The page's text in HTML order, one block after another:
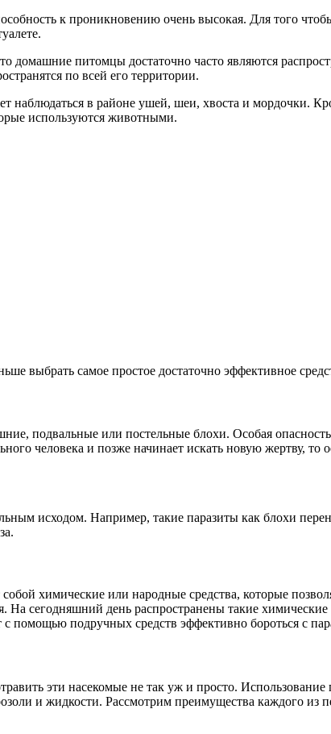
к проникновению очень высокая. Для того
домашние питомцы достаточно часто являются
по всей его территории.
наблюдаться в районе ушей, шеи, хвоста и мордочки.
используются животными.
выбрать самое простое достаточно эффективное
подвальные или постельные блохи. Особая
человека и позже начинает искать новую жертву,
исходом. Например, такие паразиты как блохи
собой химические или народные средства, которые
сегодняшний день распространены такие
помощью подручных средств эффективно бороться с
эти насекомые не так уж и просто.
и жидкости. Рассмотрим преимущества каждого из